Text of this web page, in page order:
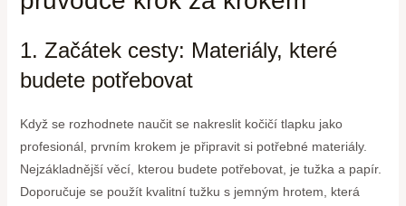
1. Začátek cesty: Materiály, které
budete potřebovat
Když se rozhodnete naučit se nakreslit kočičí tlapku jako
profesionál, prvním krokem je připravit si potřebné materiály.
Nejzákladnější věcí, kterou budete potřebovat, je tužka a papír.
Doporučuje se použít kvalitní tužku s jemným hrotem, která